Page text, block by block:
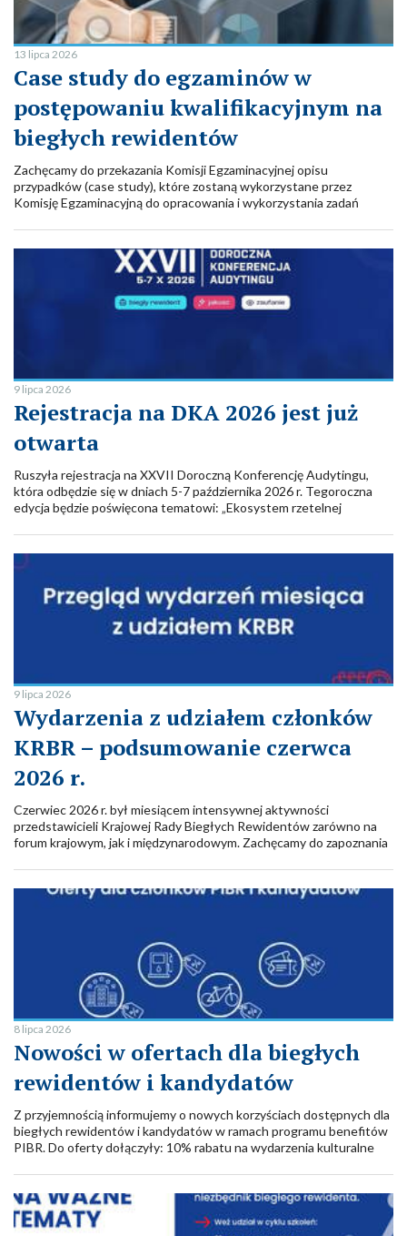
13 lipca 2026
Case study do egzaminów w
postępowaniu kwalifikacyjnym na
biegłych rewidentów
Zachęcamy do przekazania Komisji Egzaminacyjnej opisu
przypadków (case study), które zostaną wykorzystane przez
Komisję Egzaminacyjną do opracowania i wykorzystania zadań
spotykają się biegli rewidenci i firmy audytorskie
9 lipca 2026
Rejestracja na DKA 2026 jest już
otwarta
Ruszyła rejestracja na XXVII Doroczną Konferencję Audytingu,
która odbędzie się w dniach 5-7 października 2026 r. Tegoroczna
edycja będzie poświęcona tematowi: „Ekosystem rzetelnej
Oddziaływanie”.
9 lipca 2026
Wydarzenia z udziałem członków
KRBR – podsumowanie czerwca
2026 r.
Czerwiec 2026 r. był miesiącem intensywnej aktywności
przedstawicieli Krajowej Rady Biegłych Rewidentów zarówno na
forum krajowym, jak i międzynarodowym. Zachęcamy do zapoznania
8 lipca 2026
Nowości w ofertach dla biegłych
rewidentów i kandydatów
Z przyjemnością informujemy o nowych korzyściach dostępnych dla
biegłych rewidentów i kandydatów w ramach programu benefitów
PIBR. Do oferty dołączyły: 10% rabatu na wydarzenia kulturalne
Ubezpieczenia Cyber przygotowany przez firmę WTW. Dodatkowo
przedłużona została promocja KROSS, dzięki której można
skorzystać z atrakcyjnych rabatów na rowery i akcesoria.